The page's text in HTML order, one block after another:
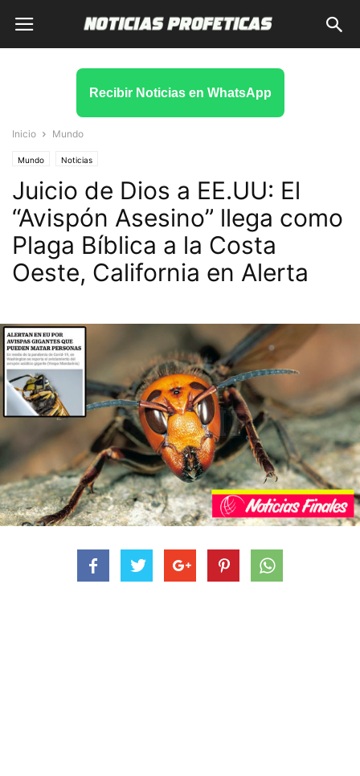
Recibir Noticias en WhatsApp
Inicio Mundo
Mundo Noticias
Juicio de Dios a EE.UU: El
“Avispón Asesino” llega como
Plaga Bíblica a la Costa
Oeste, California en Alerta